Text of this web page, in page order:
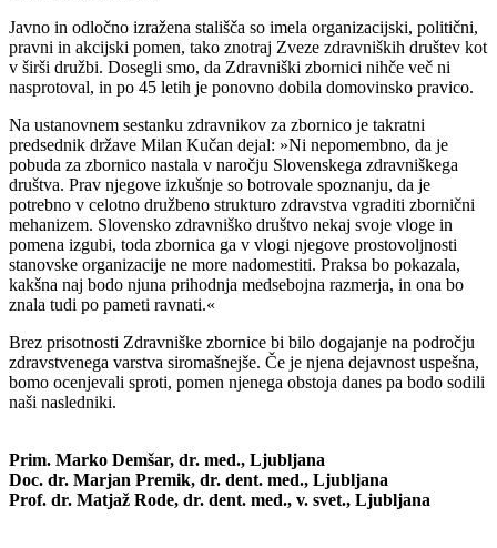
Javno in odločno izražena stališča so imela organizacijski, politični,
pravni in akcijski pomen, tako znotraj Zveze zdravniških društev kot
v širši družbi. Dosegli smo, da Zdravniški zbornici nihče več ni
nasprotoval, in po 45 letih je ponovno dobila domovinsko pravico.
Na ustanovnem sestanku zdravnikov za zbornico je takratni
predsednik države Milan Kučan dejal: »Ni nepomembno, da je
pobuda za zbornico nastala v naročju Slovenskega zdravniškega
društva. Prav njegove izkušnje so botrovale spoznanju, da je
potrebno v celotno družbeno strukturo zdravstva vgraditi zbornični
mehanizem. Slovensko zdravniško društvo nekaj svoje vloge in
pomena izgubi, toda zbornica ga v vlogi njegove prostovoljnosti
stanovske organizacije ne more nadomestiti. Praksa bo pokazala,
kakšna naj bodo njuna prihodnja medsebojna razmerja, in ona bo
znala tudi po pameti ravnati.«
Brez prisotnosti Zdravniške zbornice bi bilo dogajanje na področju
zdravstvenega varstva siromašnejše. Če je njena dejavnost uspešna,
bomo ocenjevali sproti, pomen njenega obstoja danes pa bodo sodili
naši nasledniki.
Prim. Marko Demšar, dr. med., Ljubljana
Doc. dr. Marjan Premik, dr. dent. med., Ljubljana
Prof. dr. Matjaž Rode, dr. dent. med., v. svet., Ljubljana